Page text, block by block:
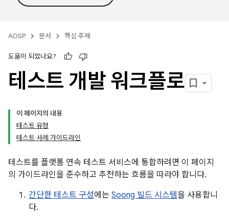
AOSP 문서 핵심 주제
도움이 되었나요?
테스트 개발 워크플로
이 페이지의 내용
테스트 유형
테스트 사례 가이드라인
테스트를 플랫폼 연속 테스트 서비스에 통합하려면 이 페이지
의 가이드라인을 준수하고 추천하는 흐름을 따라야 합니다.
간단한 테스트 구성에는 Soong 빌드 시스템을 사용합니
다.